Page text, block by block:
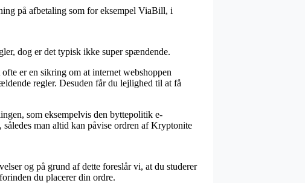
på afbetaling som for eksempel ViaBill, i
dog er det typisk ikke super spændende.
er en sikring om at internet webshoppen
regler. Desuden får du lejlighed til at få
som eksempelvis den byttepolitik e-
man altid kan påvise ordren af Kryptonite
og på grund af dette foreslår vi, at du studerer
du placerer din ordre.